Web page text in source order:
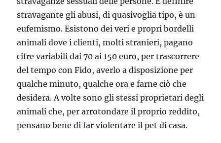
stravagante gli abusi, di quasivoglia tipo, è un
eufemismo. Esistono dei veri e propri bordelli
animali dove i clienti, molti stranieri, pagano
cifre variabili dai 70 ai 150 euro, per trascorrere
del tempo con Fido, averlo a disposizione per
qualche minuto, qualche ora e farne ciò che
desidera. A volte sono gli stessi proprietari degli
animali che, per arrotondare il proprio reddito,
pensano bene di far violentare il pet di casa.